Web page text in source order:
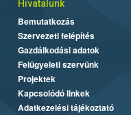
Hivatalunk
Bemutatkozás
Szervezeti felépítés
Gazdálkodási adatok
Felügyeleti szervünk
Projektek
Kapcsolódó linkek
Adatkezelési tájékoztató